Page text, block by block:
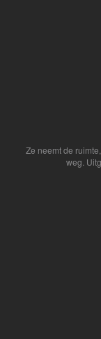
Ze neemt de
weg.